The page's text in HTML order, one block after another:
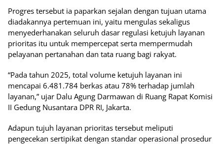
Progres tersebut ia paparkan sejalan dengan tujuan utama
diadakannya pertemuan ini, yaitu mengulas sekaligus
menyederhanakan seluruh dasar regulasi ketujuh layanan
prioritas itu untuk mempercepat serta mempermudah
pelayanan pertanahan dan tata ruang bagi rakyat.
“Pada tahun 2025, total volume ketujuh layanan ini
mencapai 6.481.784 berkas atau 78% terhadap jumlah
layanan,” ujar Dalu Agung Darmawan di Ruang Rapat Komisi
II Gedung Nusantara DPR RI, Jakarta.
Adapun tujuh layanan prioritas tersebut meliputi
pengecekan sertipikat dengan standar operasional prosedur